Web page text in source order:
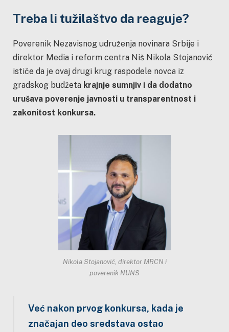
Treba li tužilaštvo da reaguje?
Poverenik Nezavisnog udruženja novinara Srbije i
direktor Media i reform centra Niš Nikola Stojanović
ističe da je ovaj drugi krug raspodele novca iz
gradskog budžeta krajnje sumnjiv i da dodatno
urušava poverenje javnosti u transparentnost i
zakonitost konkursa.
Nikola Stojanović, direktor MRCN i
poverenik NUNS
Već nakon prvog konkursa, kada je
značajan deo sredstava ostao